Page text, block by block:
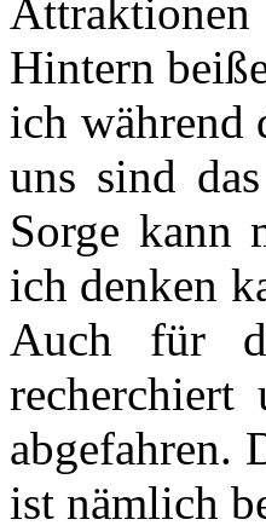
Hintern
ich während
uns sind
Sorge kann
ich denken
Auch für
abgefahren.
ist nämlich